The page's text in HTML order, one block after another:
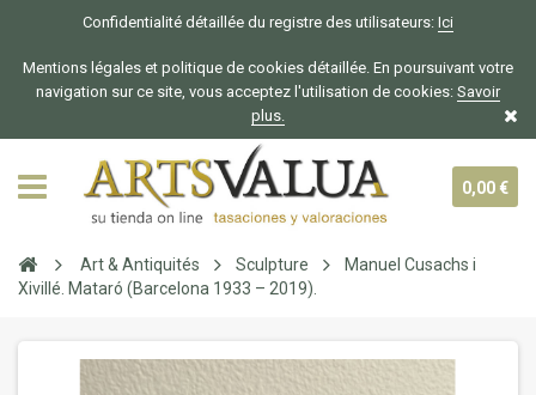
Confidentialité détaillée du registre des utilisateurs: Ici
Mentions légales et politique de cookies détaillée. En poursuivant votre
navigation sur ce site, vous acceptez l'utilisation de cookies: Savoir
plus.
0,00 €
Art & Antiquités Sculpture
Manuel Cusachs i
Xivillé. Mataró (Barcelona 1933 – 2019).